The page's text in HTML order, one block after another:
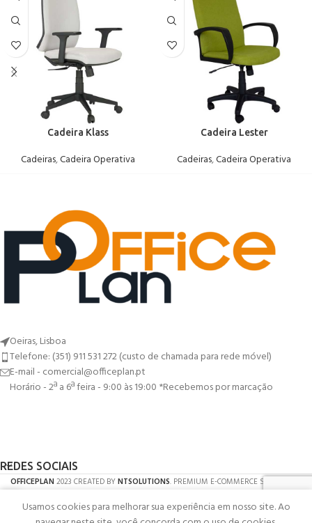
Cadeira Klass
Cadeiras,Cadeira Operativa
Cadeira Lester
Cadeiras,Cadeira Operativa
Oeiras, Lisboa
Telefone: (351) 911 531 272 (custo de chamada para rede móvel)
E-mail - comercial@officeplan.pt
Horário - 2ª a 6ª feira - 9:00 às 19:00 *Recebemos por marcação
REDES SOCIAIS
OFFICEPLAN2023 CREATED BYNTSOLUTIONS. PREMIUM E-COMMERCE SOLUTIONS.
Usamos cookies para melhorar sua experiência em nosso site. Ao